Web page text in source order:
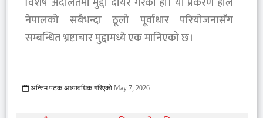
नेपालको सबैभन्दा ठूलो पूर्वाधार परियोजनासँग
सम्बन्धित भ्रष्टाचार मुद्दामध्ये एक मानिएको छ।
अन्तिम पटक अध्यावधिक गरिएको May 7, 2026